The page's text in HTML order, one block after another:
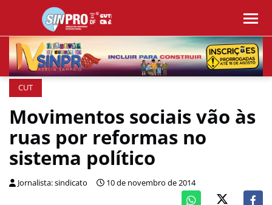
CUT
Movimentos sociais vão às
ruas por reformas no
sistema político
Jornalista: sindicato 10 de novembro de 2014